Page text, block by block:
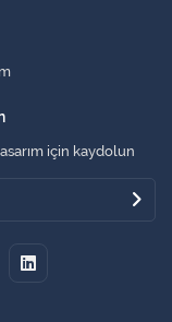
için kaydolun